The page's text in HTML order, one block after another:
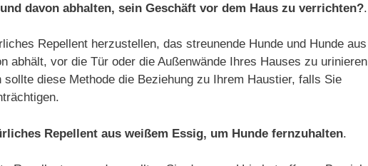
davon abhalten, sein Geschäft vor dem Haus zu verrichten?.
Repellent herzustellen, das streunende Hunde und Hunde aus
abhält, vor die Tür oder die Außenwände Ihres Hauses zu urinieren
diese Methode die Beziehung zu Ihrem Haustier, falls Sie
Repellent aus weißem Essig, um Hunde fernzuhalten.